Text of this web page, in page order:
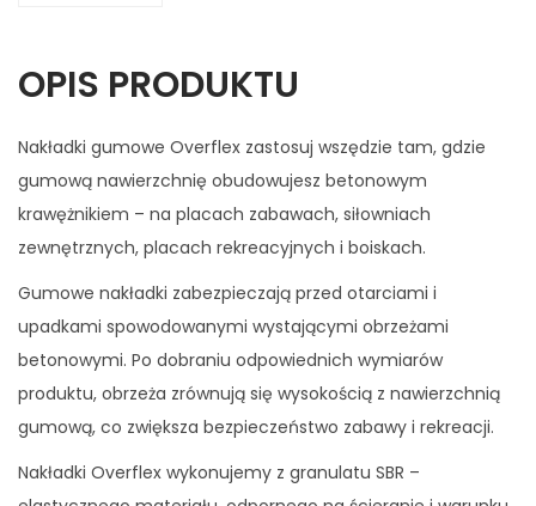
OPIS PRODUKTU
Nakładki gumowe Overflex zastosuj wszędzie tam, gdzie
gumową nawierzchnię obudowujesz betonowym
krawężnikiem – na placach zabawach, siłowniach
zewnętrznych, placach rekreacyjnych i boiskach.
Gumowe nakładki zabezpieczają przed otarciami i
upadkami spowodowanymi wystającymi obrzeżami
betonowymi. Po dobraniu odpowiednich wymiarów
produktu, obrzeża zrównują się wysokością z nawierzchnią
gumową, co zwiększa bezpieczeństwo zabawy i rekreacji.
Nakładki Overflex wykonujemy z granulatu SBR –